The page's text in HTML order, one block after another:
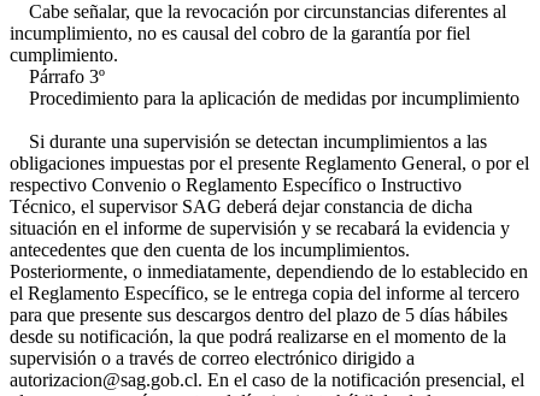
Cabe señalar, que la revocación por circunstancias diferentes al
incumplimiento, no es causal del cobro de la garantía por fiel
cumplimiento.
Párrafo 3º
Procedimiento para la aplicación de medidas por incumplimiento
Si durante una supervisión se detectan incumplimientos a las
obligaciones impuestas por el presente Reglamento General, o por el
respectivo Convenio o Reglamento Específico o Instructivo
Técnico, el supervisor SAG deberá dejar constancia de dicha
situación en el informe de supervisión y se recabará la evidencia y
antecedentes que den cuenta de los incumplimientos.
Posteriormente, o inmediatamente, dependiendo de lo establecido en
el Reglamento Específico, se le entrega copia del informe al tercero
para que presente sus descargos dentro del plazo de 5 días hábiles
desde su notificación, la que podrá realizarse en el momento de la
supervisión o a través de correo electrónico dirigido a
autorizacion@sag.gob.cl. En el caso de la notificación presencial, el